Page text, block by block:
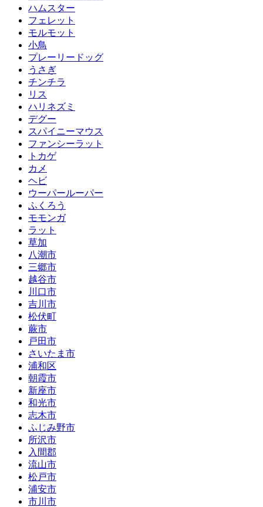
ハムスター
フェレット
モルモット
小鳥
プレーリードッグ
うさぎ
チンチラ
リス
ハリネズミ
デグー
スパイニーマウス
ファンシーラット
トカゲ
カメ
ヘビ
ウーパールーパー
ふくろう
モモンガ
ラット
草加
八潮市
三郷市
越谷市
川口市
吉川市
松伏町
蕨市
戸田市
さいたま市
浦和区
朝霞市
新座市
和光市
志木市
ふじみ野市
所沢市
入間郡
流山市
松戸市
浦安市
市川市